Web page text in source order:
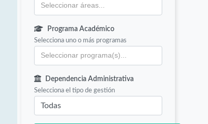
Programa Académico
Selecciona uno o más programas
Dependencia Administrativa
Selecciona el tipo de gestión